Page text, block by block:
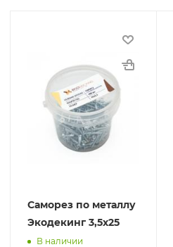
Саморез по металлу
Экодекинг 3,5х25
В наличии